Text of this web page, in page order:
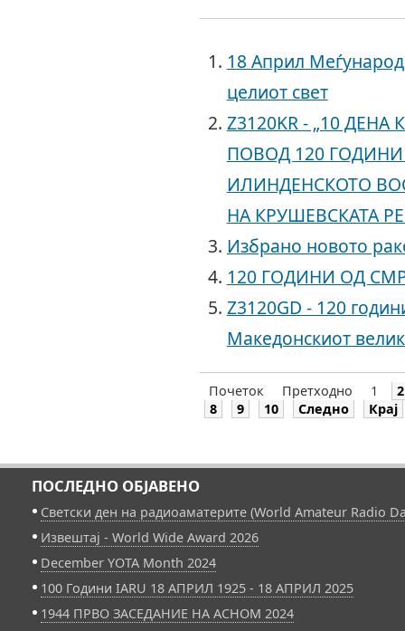
18 Април
целиот свет
Z3120KR - „10
ПОВОД 120
ИЛИНДЕНСКОТО
НА КРУШЕВСКАТА
Избрано новото
120 ГОДИНИ ОД
Z3120GD - 120
Македонскиот
Почеток Претходно 1
2
8
9 10 Следно Крај
ПОСЛЕДНО ОБЈАВЕНО
Светски ден на радиоаматерите (World Amateur Radio
Извештај - World Wide Award 2026
December YOTA Month 2024
100 Години IARU 18 АПРИЛ 1925 - 18 АПРИЛ 2025
1944 ПРВО ЗАСЕДАНИЕ НА АСНОМ 2024